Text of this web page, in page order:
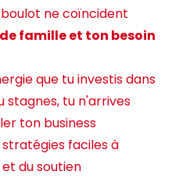
ne coïncident
famille et ton besoin
que tu investis dans
stagnes, tu n'arrives
ton business
faciles à
du soutien